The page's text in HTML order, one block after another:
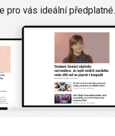
pro vás ideální předplatné.